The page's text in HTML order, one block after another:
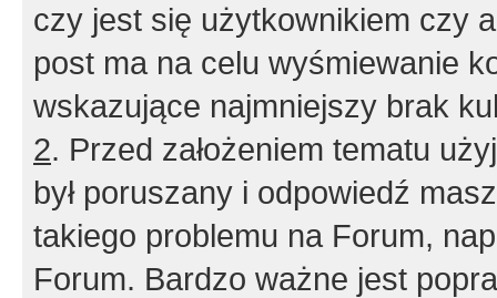
czy jest się użytkownikiem czy
post ma na celu wyśmiewanie
wskazujące najmniejszy brak
2. Przed założeniem tematu
był poruszany i odpowiedź
takiego problemu na Forum,
Forum. Bardzo ważne jest